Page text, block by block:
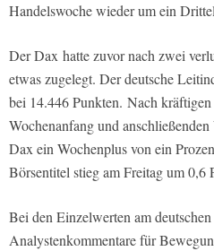
Handelswoche wieder um ein
Der Dax hatte zuvor nach zwei
etwas zugelegt. Der deutsche
bei 14.446 Punkten. Nach
Wochenanfang und
Dax ein Wochenplus von ein
Börsentitel stieg am Freitag um 0,6
Bei den Einzelwerten am
Analystenkommentare für